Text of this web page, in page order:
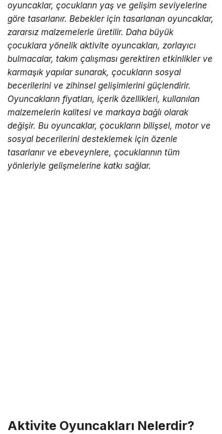
oyuncaklar, çocukların yaş ve gelişim seviyelerine
göre tasarlanır. Bebekler için tasarlanan oyuncaklar,
zararsız malzemelerle üretilir. Daha büyük
çocuklara yönelik aktivite oyuncakları, zorlayıcı
bulmacalar, takım çalışması gerektiren etkinlikler ve
karmaşık yapılar sunarak, çocukların sosyal
becerilerini ve zihinsel gelişimlerini güçlendirir.
Oyuncakların fiyatları, içerik özellikleri, kullanılan
malzemelerin kalitesi ve markaya bağlı olarak
değişir. Bu oyuncaklar, çocukların bilişsel, motor ve
sosyal becerilerini desteklemek için özenle
tasarlanır ve ebeveynlere, çocuklarının tüm
yönleriyle gelişmelerine katkı sağlar.
Aktivite Oyuncakları Nelerdir?